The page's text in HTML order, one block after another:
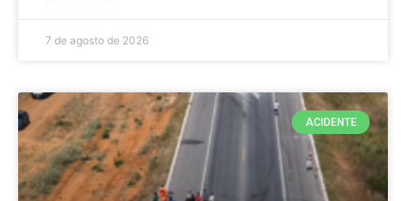
7 de agosto de 2026
ACIDENTE